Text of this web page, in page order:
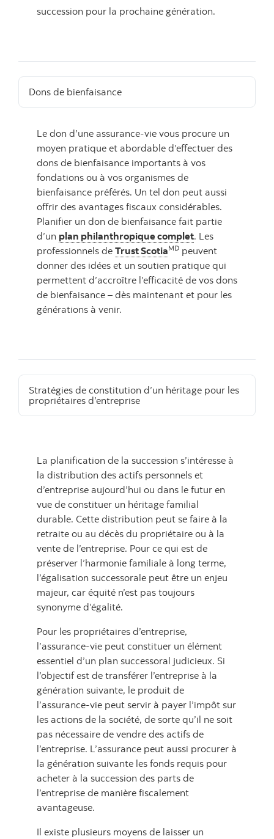
succession pour la prochaine génération.
Dons de bienfaisance
Le don d’une assurance-vie vous procure un
moyen pratique et abordable d’effectuer des
dons de bienfaisance importants à vos
fondations ou à vos organismes de
bienfaisance préférés. Un tel don peut aussi
offrir des avantages fiscaux considérables.
Planifier un don de bienfaisance fait partie
d’un plan philanthropique complet. Les
professionnels de Trust ScotiaMD peuvent
donner des idées et un soutien pratique qui
permettent d’accroître l’efficacité de vos dons
de bienfaisance – dès maintenant et pour les
générations à venir.
Stratégies de constitution d’un héritage pour les
propriétaires d’entreprise
La planification de la succession s’intéresse à
la distribution des actifs personnels et
d’entreprise aujourd’hui ou dans le futur en
vue de constituer un héritage familial
durable. Cette distribution peut se faire à la
retraite ou au décès du propriétaire ou à la
vente de l’entreprise. Pour ce qui est de
préserver l’harmonie familiale à long terme,
l’égalisation successorale peut être un enjeu
majeur, car équité n’est pas toujours
synonyme d’égalité.
Pour les propriétaires d’entreprise,
l’assurance-vie peut constituer un élément
essentiel d’un plan successoral judicieux. Si
l’objectif est de transférer l’entreprise à la
génération suivante, le produit de
l’assurance-vie peut servir à payer l’impôt sur
les actions de la société, de sorte qu’il ne soit
pas nécessaire de vendre des actifs de
l’entreprise. L’assurance peut aussi procurer à
la génération suivante les fonds requis pour
acheter à la succession des parts de
l’entreprise de manière fiscalement
avantageuse.
Il existe plusieurs moyens de laisser un